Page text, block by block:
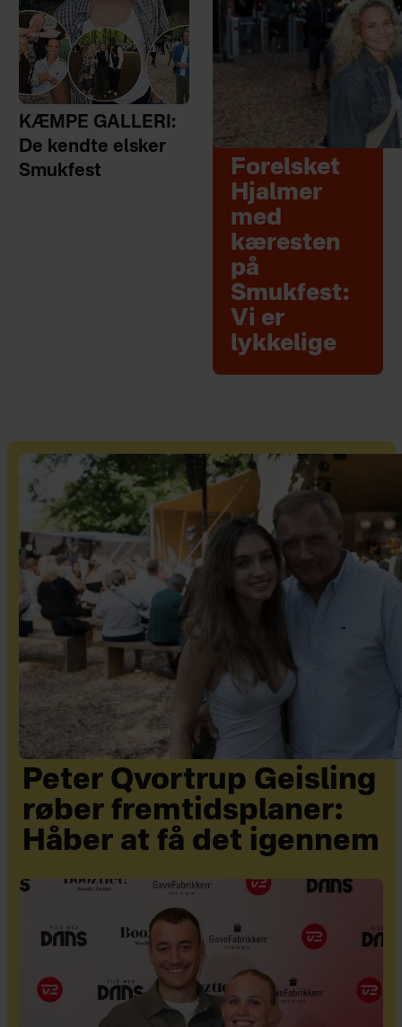
KÆMPE GALLERI:
De kendte elsker
Smukfest
Forelsket
Hjalmer
med
kæresten
på
Smukfest:
Vi er
lykkelige
Peter Qvortrup Geisling
røber fremtidsplaner:
Håber at få det igennem